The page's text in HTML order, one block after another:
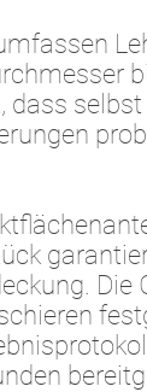
dass
Die